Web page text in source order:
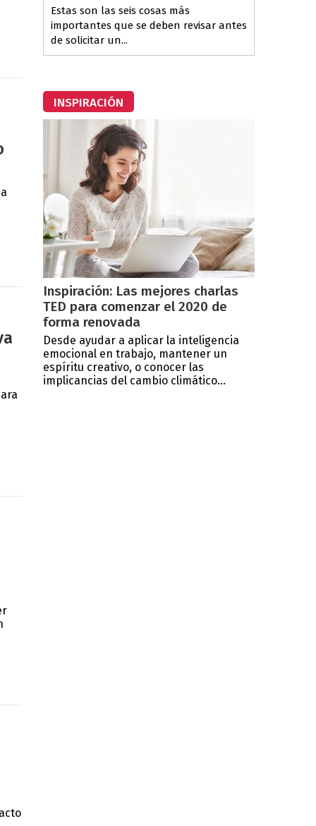
Estas son las seis cosas más
importantes que se deben revisar antes
de solicitar un...
INSPIRACIÓN
Inspiración: Las mejores charlas
TED para comenzar el 2020 de
forma renovada
Desde ayudar a aplicar la inteligencia
emocional en trabajo, mantener un
espíritu creativo, o conocer las
implicancias del cambio climático...